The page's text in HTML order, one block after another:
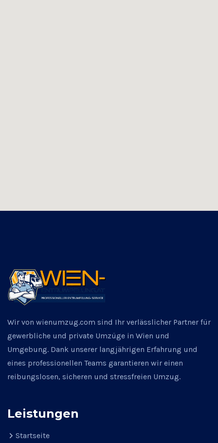
Wir von wienumzug.com sind Ihr verlässlicher Partner für
gewerbliche und private Umzüge in Wien und
Umgebung. Dank unserer langjährigen Erfahrung und
eines professionellen Teams garantieren wir einen
reibungslosen, sicheren und stressfreien Umzug.
Leistungen
Startseite